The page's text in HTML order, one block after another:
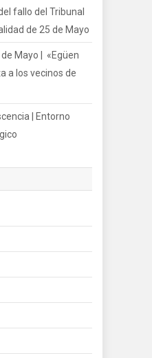
fallo del Tribunal
de 25 de Mayo
Mayo | «Egüen
a los vecinos de
| Entorno